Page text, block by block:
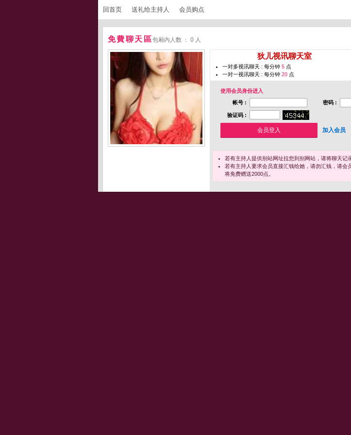
回首页 送礼给主持人 会员购点
免費聊天區包厢内人数 ： 0 人
狄儿视讯聊天室
一对多视讯聊天 : 每分钟 5 点
一对一视讯聊天 : 每分钟 20 点
使用会员身份进入
帐号 :
密码 :
验证码 :
加入会员
若有主持人提供别站网址拉您到别网站，请将聊天记
若有主持人要求会员直接汇钱给她，请勿汇钱，请
将免费赠送2000点。